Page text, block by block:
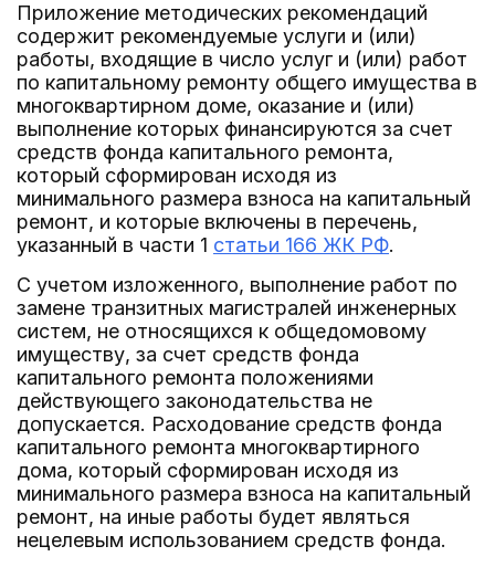
Приложение методических рекомендаций
содержит рекомендуемые услуги и (или)
работы, входящие в число услуг и (или) работ
по капитальному ремонту общего имущества в
многоквартирном доме, оказание и (или)
выполнение которых финансируются за счет
средств фонда капитального ремонта,
который сформирован исходя из
минимального размера взноса на капитальный
ремонт, и которые включены в перечень,
указанный в части 1 статьи 166 ЖК РФ.
С учетом изложенного, выполнение работ по
замене транзитных магистралей инженерных
систем, не относящихся к общедомовому
имуществу, за счет средств фонда
капитального ремонта положениями
действующего законодательства не
допускается. Расходование средств фонда
капитального ремонта многоквартирного
дома, который сформирован исходя из
минимального размера взноса на капитальный
ремонт, на иные работы будет являться
нецелевым использованием средств фонда.